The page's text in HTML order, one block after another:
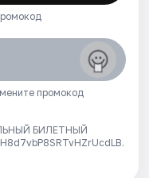
промокод
БИЛЕТНЫЙ